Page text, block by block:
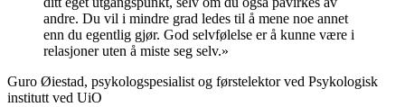
andre. Du vil i mindre grad ledes til å mene noe annet
enn du egentlig gjør. God selvfølelse er å kunne være i
relasjoner uten å miste seg selv.»
Guro Øiestad, psykologspesialist og førstelektor ved Psykologisk
institutt ved UiO